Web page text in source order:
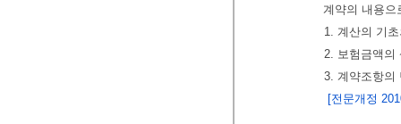
계약의 내용
1. 계산의 기
2. 보험금액의
3. 계약조항의
[전문개정